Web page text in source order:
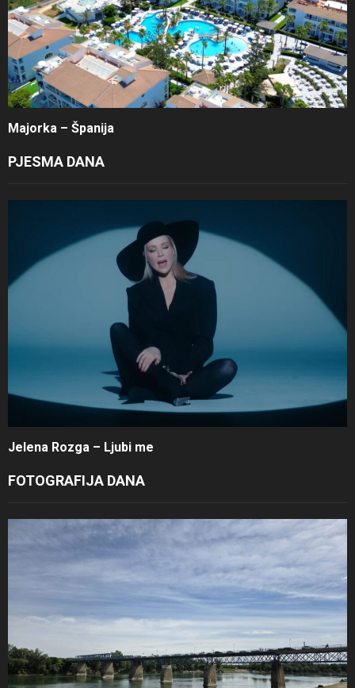
Majorka – Španija
PJESMA DANA
Jelena Rozga – Ljubi me
FOTOGRAFIJA DANA